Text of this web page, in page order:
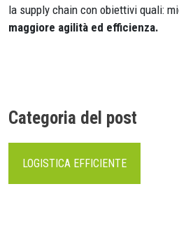
la supply chain con obiettivi quali:
maggiore agilità ed efficienza.
Categoria del post
LOGISTICA EFFICIENTE